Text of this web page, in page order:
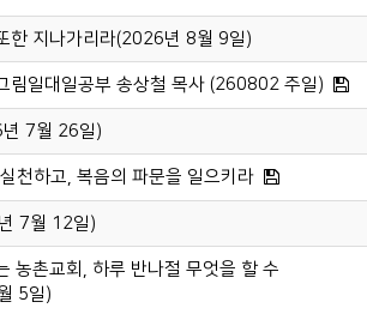
한 지나가리라(2026년 8월 9일)
송상철 목사 (260802 주일)
7월 26일)
복음의 파문을 일으키라
7월 12일)
농촌교회, 하루 반나절 무엇을 할 수
5일)